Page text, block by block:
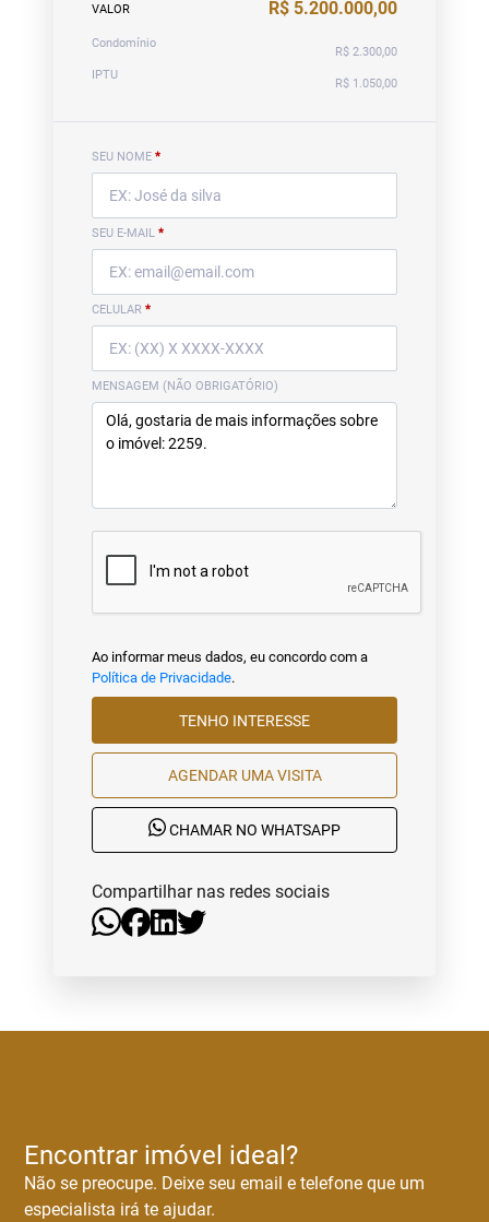
VALOR R$ 5.200.000,00
Condomínio
R$ 2.300,00
IPTU
R$ 1.050,00
SEU NOME *
SEU E-MAIL *
CELULAR *
MENSAGEM (NÃO OBRIGATÓRIO)
Ao informar meus dados, eu concordo com a
Política de Privacidade.
TENHO INTERESSE
AGENDAR UMA VISITA
CHAMAR NO WHATSAPP
Compartilhar nas redes sociais
Encontrar imóvel ideal?
Não se preocupe. Deixe seu email e telefone que um
especialista irá te ajudar.